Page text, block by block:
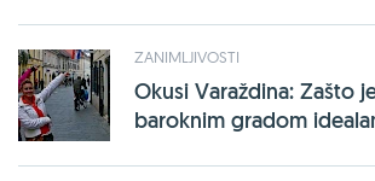
ZANIMLJIVOSTI
Okusi Varaždina: Zašto
baroknim gradom